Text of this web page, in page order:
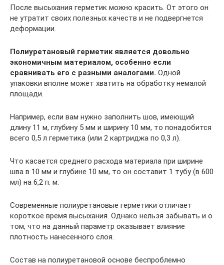
После высыхания герметик можно красить. От этого он
не утратит своих полезных качеств и не подвергнется
деформации.
Полиуретановый герметик является довольно
экономичным материалом, особенно если
сравнивать его с разными аналогами. Одной
упаковки вполне может хватить на обработку немалой
площади.
Например, если вам нужно заполнить шов, имеющий
длину 11 м, глубину 5 мм и ширину 10 мм, то понадобится
всего 0,5 л герметика (или 2 картриджа по 0,3 л).
Что касается среднего расхода материала при ширине
шва в 10 мм и глубине 10 мм, то он составит 1 тубу (в 600
мл) на 6,2 п. м.
Современные полиуретановые герметики отличает
короткое время высыхания. Однако нельзя забывать и о
том, что на данный параметр оказывает влияние
плотность нанесенного слоя.
Состав на полиуретановой основе беспроблемно